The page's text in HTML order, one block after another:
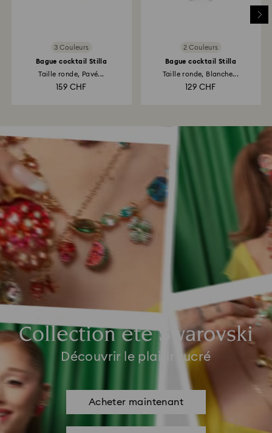
3 Couleurs
Bague cocktail Stilla
Taille ronde, Pavé...
159 CHF
2 Couleurs
Bague cocktail Stilla
Taille ronde, Blanche...
129 CHF
Collection été Swarovski
Découvrir le plaisir sucré
Acheter maintenant